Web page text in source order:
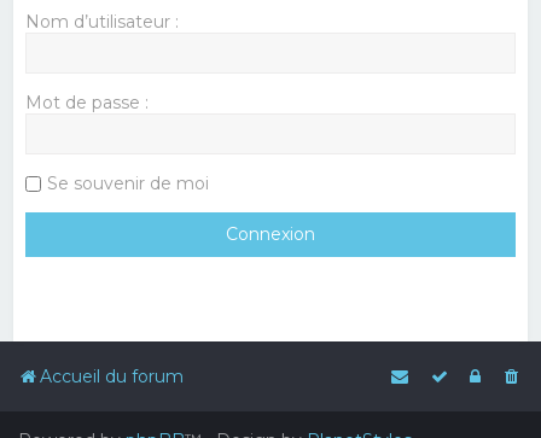
Nom d’utilisateur :
Mot de passe :
Se souvenir de moi
Accueil du forum